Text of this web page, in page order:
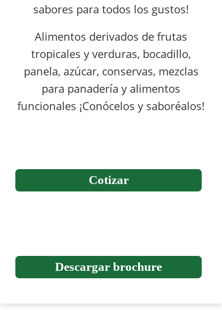
sabores para todos los gustos!
Alimentos derivados de frutas
tropicales y verduras, bocadillo,
panela, azúcar, conservas, mezclas
para panadería y alimentos
funcionales ¡Conócelos y saboréalos!
Cotizar
Descargar brochure